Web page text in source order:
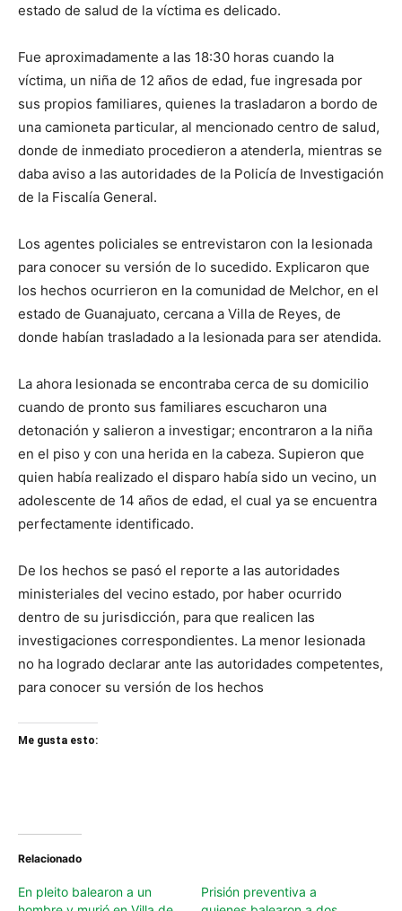
estado de salud de la víctima es delicado.
Fue aproximadamente a las 18:30 horas cuando la
víctima, un niña de 12 años de edad, fue ingresada por
sus propios familiares, quienes la trasladaron a bordo de
una camioneta particular, al mencionado centro de salud,
donde de inmediato procedieron a atenderla, mientras se
daba aviso a las autoridades de la Policía de Investigación
de la Fiscalía General.
Los agentes policiales se entrevistaron con la lesionada
para conocer su versión de lo sucedido. Explicaron que
los hechos ocurrieron en la comunidad de Melchor, en el
estado de Guanajuato, cercana a Villa de Reyes, de
donde habían trasladado a la lesionada para ser atendida.
La ahora lesionada se encontraba cerca de su domicilio
cuando de pronto sus familiares escucharon una
detonación y salieron a investigar; encontraron a la niña
en el piso y con una herida en la cabeza. Supieron que
quien había realizado el disparo había sido un vecino, un
adolescente de 14 años de edad, el cual ya se encuentra
perfectamente identificado.
De los hechos se pasó el reporte a las autoridades
ministeriales del vecino estado, por haber ocurrido
dentro de su jurisdicción, para que realicen las
investigaciones correspondientes. La menor lesionada
no ha logrado declarar ante las autoridades competentes,
para conocer su versión de los hechos
Me gusta esto:
Relacionado
En pleito balearon a un
Prisión preventiva a